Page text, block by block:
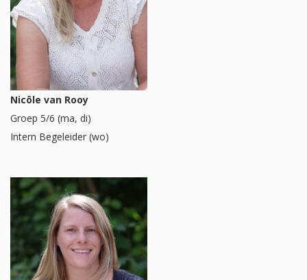
Nicôle van Rooy
Groep 5/6 (ma, di)
Intern Begeleider (wo)